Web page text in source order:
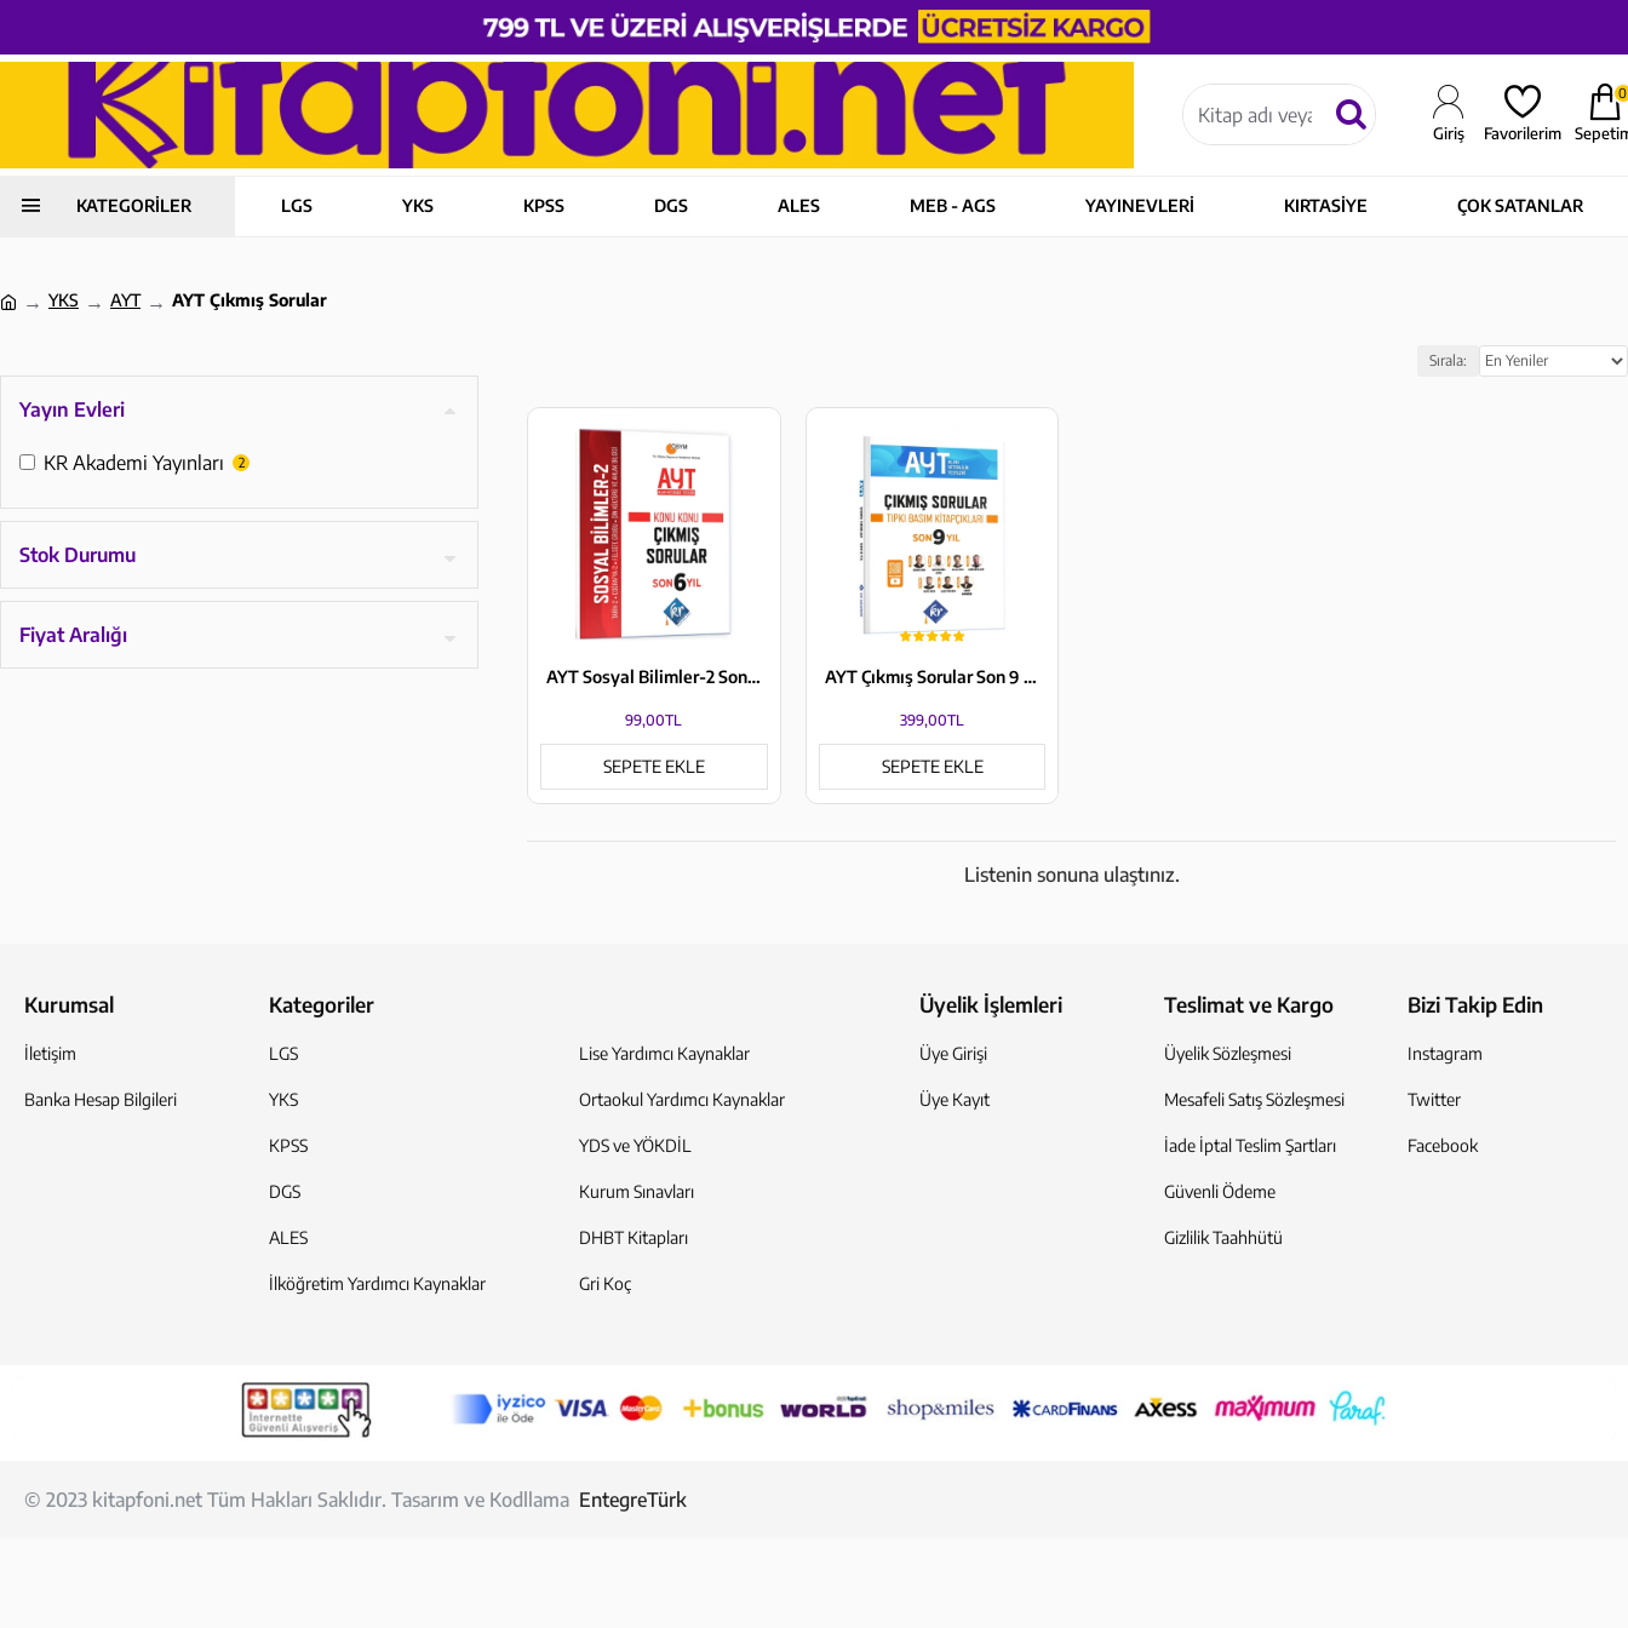
Giriş Favorilerim
0
KATEGORİLER LGS YKS KPSS DGS ALES MEB - AGS YAYINEVLERİ KIRTASİYE ÇOK SATANLAR
YKS AYT AYT Çıkmış Sorular
Fiyat Aralığı
Yayın Evleri
KR Akademi Yayınları 2
Stok Durumu
Sırala:
AYT Sosyal Bilimler-2 Son 6 Yıl Konu Konu Çıkmış Sorular KR Akademi Yayınları
99,00TL
SEPETE EKLE
AYT Çıkmış Sorular Son 9 Yıl Tıpkı Basım Kitapçıkları KR Akademi Yayınları
399,00TL
SEPETE EKLE
Listenin sonuna ulaştınız.
Kurumsal
İletişim
Banka Hesap Bilgileri
Kategoriler
LGS
YKS
KPSS
DGS
ALES
İlköğretim Yardımcı Kaynaklar
Lise Yardımcı Kaynaklar
Ortaokul Yardımcı Kaynaklar
YDS ve YÖKDİL
Kurum Sınavları
DHBT Kitapları
Gri Koç
Üyelik İşlemleri
Üye Girişi
Üye Kayıt
Teslimat ve Kargo
Üyelik Sözleşmesi
Mesafeli Satış Sözleşmesi
İade İptal Teslim Şartları
Güvenli Ödeme
Gizlilik Taahhütü
Bizi Takip Edin
Instagram
Twitter
Facebook
© 2023 kitapfoni.net Tüm Hakları Saklıdır. Tasarım ve Kodllama EntegreTürk